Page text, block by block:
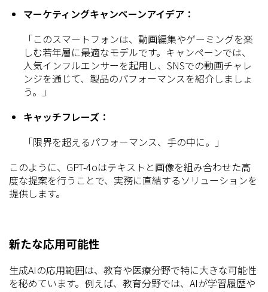
マーケティングキャンペーンアイデア：
「このスマートフォンは、動画編集やゲーミングを楽
しむ若年層に最適なモデルです。キャンペーンでは、
人気インフルエンサーを起用し、SNSでの動画チャレ
ンジを通じて、製品のパフォーマンスを紹介しましょ
う。」
キャッチフレーズ：
「限界を超えるパフォーマンス、手の中に。」
このように、GPT-4oはテキストと画像を組み合わせた高
度な提案を行うことで、実務に直結するソリューションを
提供します。
新たな応用可能性
生成AIの応用範囲は、教育や医療分野で特に大きな可能性
を秘めています。例えば、教育分野では、AIが学習履歴や